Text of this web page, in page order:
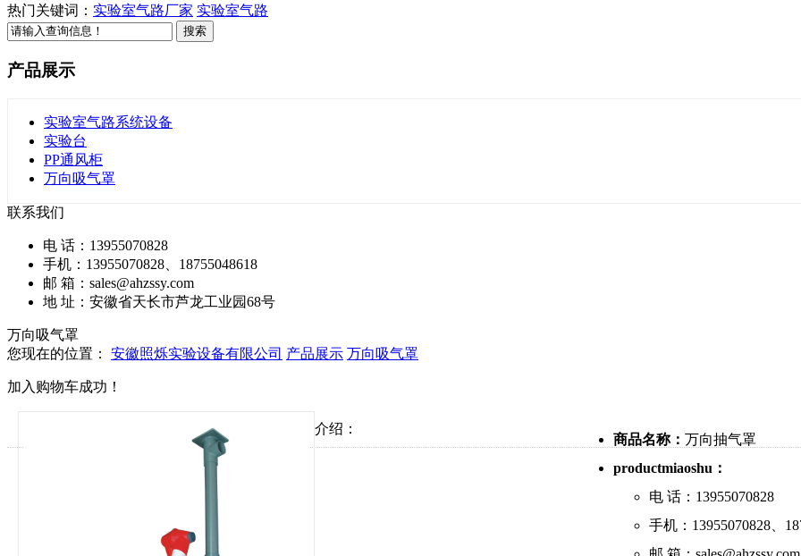
热门关键词： 实验室气路厂家 实验室气路
产品展示
实验室气路系统设备
实验台
PP通风柜
万向吸气罩
联系我们
电 话：13955070828
手机：13955070828、18755048618
邮 箱：sales@ahzssy.com
地 址：安徽省天长市芦龙工业园68号
万向吸气罩
您现在的位置： 安徽照烁实验设备有限公司 产品展示 万向吸气罩
加入购物车成功！
商品名称： 万向抽气罩
productmiaoshu：
电 话：13955070828
手机：13955070828、
介绍：